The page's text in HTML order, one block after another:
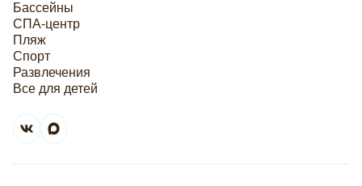
Бассейны
СПА-центр
Пляж
Спорт
Развлечения
Все для детей